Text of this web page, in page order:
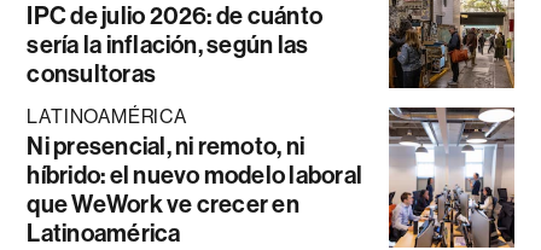
IPC de julio 2026: de cuánto
sería la inflación, según las
consultoras
LATINOAMÉRICA
Ni presencial, ni remoto, ni
híbrido: el nuevo modelo laboral
que WeWork ve crecer en
Latinoamérica